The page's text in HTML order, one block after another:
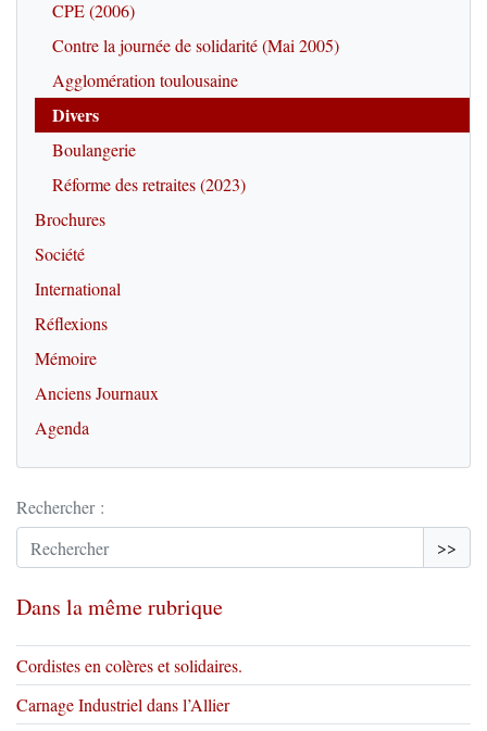
CPE (2006)
Contre la journée de solidarité (Mai 2005)
Agglomération toulousaine
Divers
Boulangerie
Réforme des retraites (2023)
Brochures
Société
International
Réflexions
Mémoire
Anciens Journaux
Agenda
Rechercher :
>>
Dans la même rubrique
Cordistes en colères et solidaires.
Carnage Industriel dans l’Allier